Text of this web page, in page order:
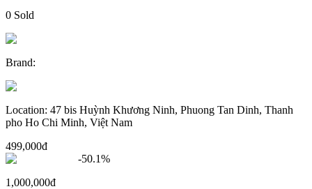
0 Sold
Brand:
Location: 47 bis Huỳnh Khương Ninh, Phuong Tan Dinh, Thanh
pho Ho Chi Minh, Việt Nam
499,000đ
-50.1%
1,000,000đ